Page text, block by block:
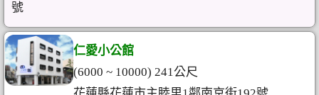
號
仁愛小公館
(6000 ~ 10000) 241公尺